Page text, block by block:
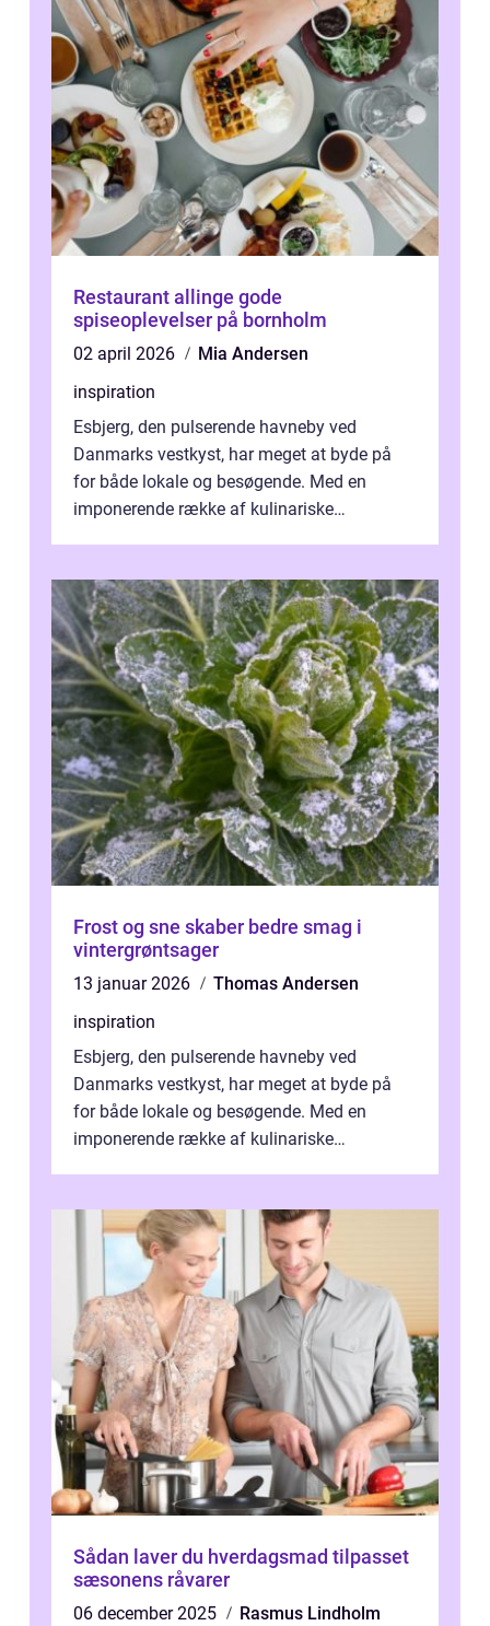
Restaurant allinge gode
spiseoplevelser på bornholm
02 april 2026
Mia Andersen
inspiration
Esbjerg, den pulserende havneby ved
Danmarks vestkyst, har meget at byde på
for både lokale og besøgende. Med en
imponerende række af kulinariske
Frost og sne skaber bedre smag i
vintergrøntsager
13 januar 2026
Thomas Andersen
inspiration
Esbjerg, den pulserende havneby ved
Danmarks vestkyst, har meget at byde på
for både lokale og besøgende. Med en
imponerende række af kulinariske
Sådan laver du hverdagsmad tilpasset
sæsonens råvarer
06 december 2025
Rasmus Lindholm